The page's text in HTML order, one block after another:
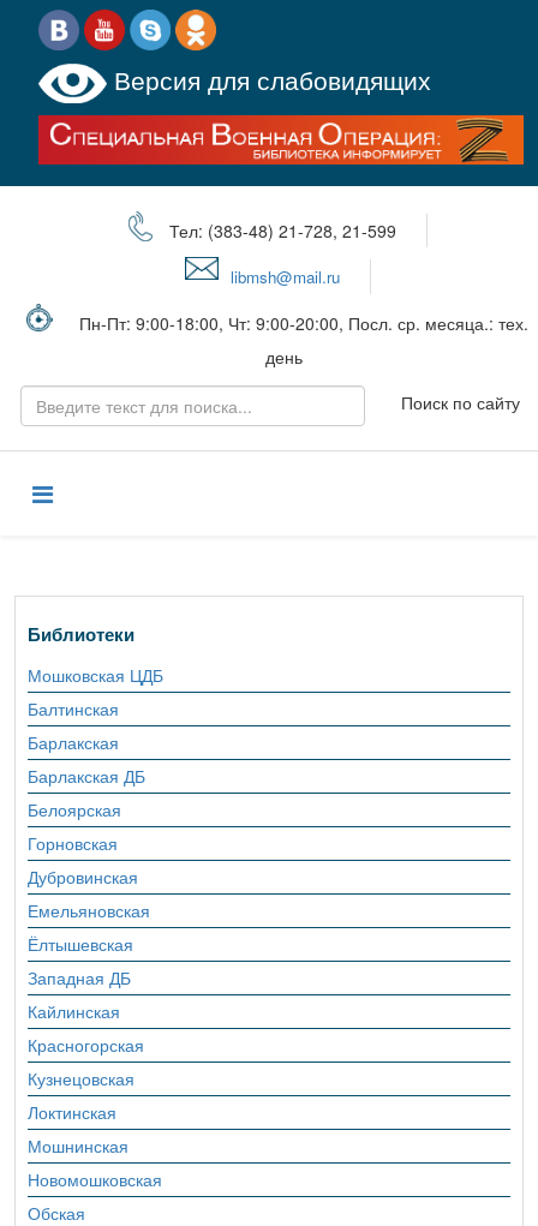
Версия для слабовидящих
Тел: (383-48) 21-728, 21-599
libmsh@mail.ru
Пн-Пт: 9:00-18:00, Чт: 9:00-20:00, Посл. ср. месяца.: тех.
день
Поиск по сайту
Библиотеки
Мошковская ЦДБ
Балтинская
Барлакская
Барлакская ДБ
Белоярская
Горновская
Дубровинская
Емельяновская
Ёлтышевская
Западная ДБ
Кайлинская
Красногорская
Кузнецовская
Локтинская
Мошнинская
Новомошковская
Обская